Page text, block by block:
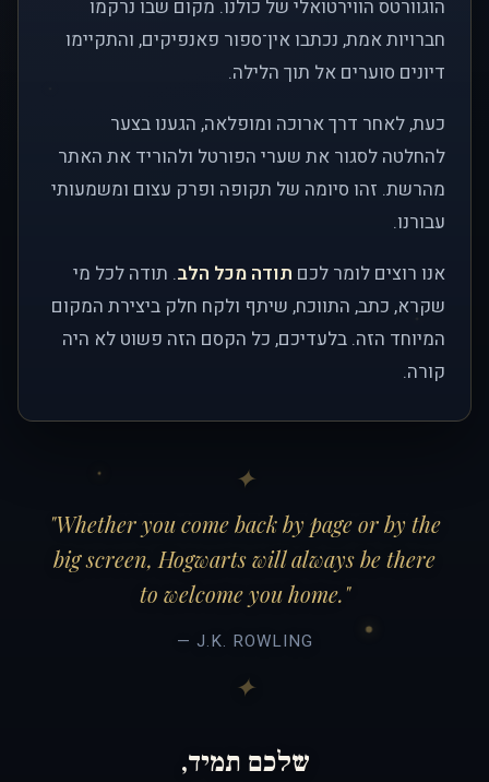
הוגוורטס הווירטואלי של כולנו. מקום שבו נרקמו
חברויות אמת, נכתבו אין־ספור פאנפיקים, והתקיימו
דיונים סוערים אל תוך הלילה.
כעת, לאחר דרך ארוכה ומופלאה, הגענו בצער
להחלטה לסגור את שערי הפורטל ולהוריד את האתר
מהרשת. זהו סיומה של תקופה ופרק עצום ומשמעותי
עבורנו.
אנו רוצים לומר לכם תודה מכל הלב. תודה לכל מי
שקרא, כתב, התווכח, שיתף ולקח חלק ביצירת המקום
המיוחד הזה. בלעדיכם, כל הקסם הזה פשוט לא היה
קורה.
"Whether you come back by page or by the
big screen, Hogwarts will always be there
to welcome you home."
— J.K. ROWLING
שלכם תמיד,